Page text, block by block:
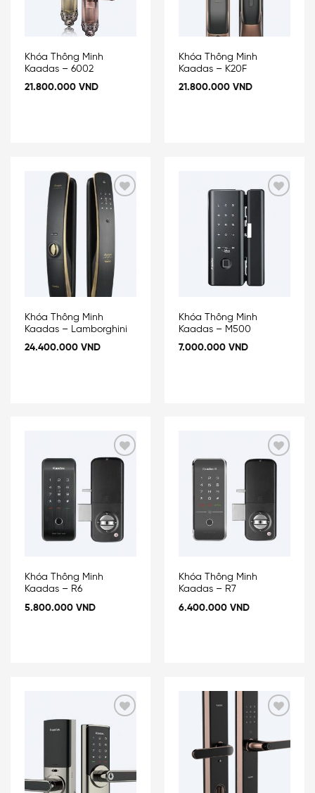
Khóa Thông Minh
Kaadas – 6002
21.800.000 VND
Khóa Thông Minh
Kaadas – K20F
21.800.000 VND
Add
wishlist
Khóa Thông Minh
Kaadas – Lamborghini
24.400.000 VND
Khóa Thông Minh
Kaadas – M500
7.000.000 VND
Add
Khóa Thông Minh
Kaadas – R6
5.800.000 VND
Add
Khóa Thông Minh
Kaadas – R7
6.400.000 VND
wishlist